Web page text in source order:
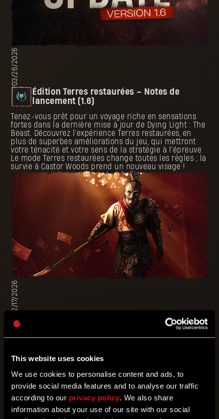
This website uses cookies
We use cookies to personalise content and ads, to
provide social media features and to analyse our traffic
according to our privacy policy . We also share
information about your use of our site with our social
03/26/2026
Édition Terres restaurées – Notes de
lancement (1.6)
Tenez-vous prêt pour un voyage riche en sensations
fortes dans la dernière mise à jour de Dying Light : The
Beast. Découvrez l'expérience Terres restaurées, en
plus de superbes améliorations du jeu, qui mettront
votre ténacité et votre sens de la stratégie à l'épreuve.
Le mode Terres restaurées change toutes les règles ; la
survie à Castor Woods prend un nouveau visage !
02/17/2026
Célébrez l’année du Cheval dans Dying
et gagnez des récompenses exclusives.